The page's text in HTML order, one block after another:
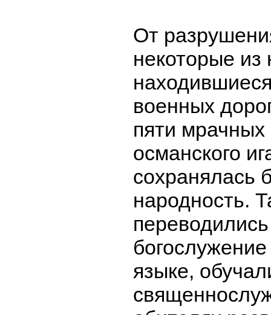
От
некоторые из
военных
пяти мрачных
османского
сохранялась
народность.
языке,